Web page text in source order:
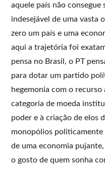
aquele país não
indesejável de uma vasta
zero um país e uma
aqui a trajetória foi
pensa no Brasil, o PT
para dotar um partido
hegemonia com o recurso
categoria de moeda
poder e à criação de elos
monopólios politicamente
de uma economia
o gosto de quem sonha